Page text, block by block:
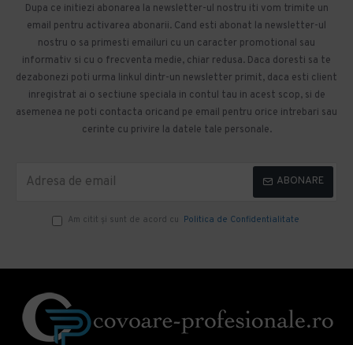
Dupa ce initiezi abonarea la newsletter-ul nostru iti vom trimite un
email pentru activarea abonarii. Cand esti abonat la newsletter-ul
nostru o sa primesti emailuri cu un caracter promotional sau
informativ si cu o frecventa medie, chiar redusa. Daca doresti sa te
dezabonezi poti urma linkul dintr-un newsletter primit, daca esti client
inregistrat ai o sectiune speciala in contul tau in acest scop, si de
asemenea ne poti contacta oricand pe email pentru orice intrebari sau
cerinte cu privire la datele tale personale.
ABONARE
Am citit şi sunt de acord cu Politica de Confidentialitate